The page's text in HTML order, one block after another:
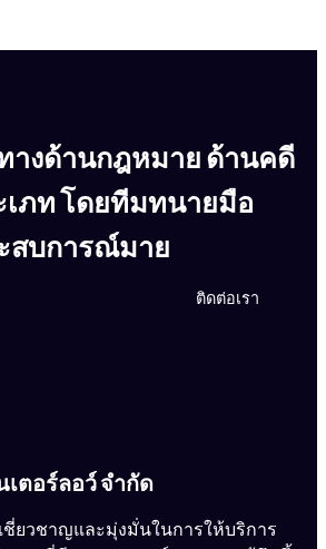
างด้านกฎหมาย ด้านคดี
ภท โดยทีมทนายมือ
สบการณ์มาย
ติดต่อเรา
ตอร์ลอว์ จำกัด
ยวชาญและมุ่งมั่นในการให้บริการ